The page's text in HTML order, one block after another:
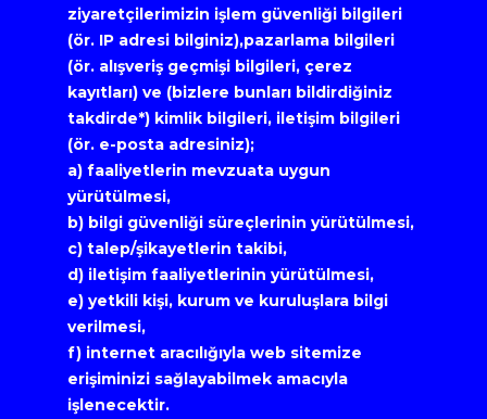
ziyaretçilerimizin işlem güvenliği bilgileri
(ör. IP adresi bilginiz),pazarlama bilgileri
(ör. alışveriş geçmişi bilgileri, çerez
kayıtları) ve (bizlere bunları bildirdiğiniz
takdirde*) kimlik bilgileri, iletişim bilgileri
(ör. e-posta adresiniz);
a) faaliyetlerin mevzuata uygun
yürütülmesi,
b) bilgi güvenliği süreçlerinin yürütülmesi,
c) talep/şikayetlerin takibi,
d) iletişim faaliyetlerinin yürütülmesi,
e) yetkili kişi, kurum ve kuruluşlara bilgi
verilmesi,
f) internet aracılığıyla web sitemize
erişiminizi sağlayabilmek amacıyla
işlenecektir.